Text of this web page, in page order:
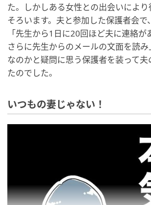
た。しかしある女性との出会いによ
そろいます。夫と参加した保護者会で
「先生から1日に20回ほど夫に連絡が
さらに先生からのメールの文面を読み
なのかと疑問に思う保護者を装って夫
たのでした。
いつもの妻じゃない！